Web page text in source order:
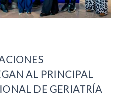
AL PRINCIPAL
DE GERIATRÍA